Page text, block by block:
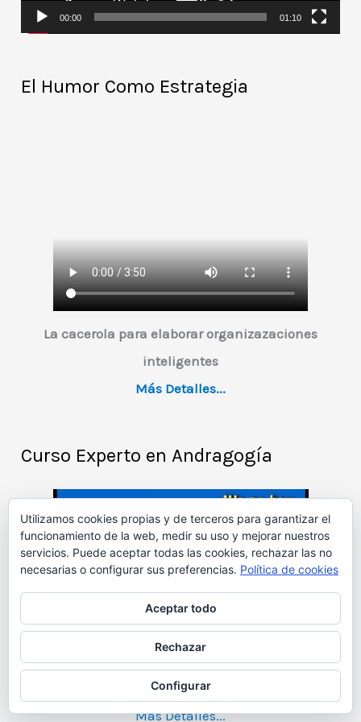
d
u
t
00:00 01:10
El Humor Como Estrategia
La cacerola para elaborar organizazaciones
inteligentes
Más Detalles...
Curso Experto en Andragogía
Más Detalles...
Utilizamos cookies propias y de terceros para garantizar el
funcionamiento de la web, medir su uso y mejorar nuestros
servicios. Puede aceptar todas las cookies, rechazar las no
necesarias o configurar sus preferencias. Política de cookies
Aceptar todo
Rechazar
Configurar